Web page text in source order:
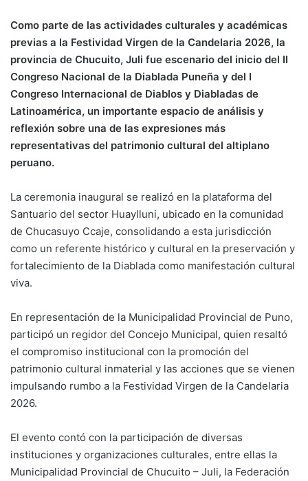
Como parte de las actividades culturales y académicas
previas a la Festividad Virgen de la Candelaria 2026, la
provincia de Chucuito, Juli fue escenario del inicio del II
Congreso Nacional de la Diablada Puneña y del I
Congreso Internacional de Diablos y Diabladas de
Latinoamérica, un importante espacio de análisis y
reflexión sobre una de las expresiones más
representativas del patrimonio cultural del altiplano
peruano.
La ceremonia inaugural se realizó en la plataforma del
Santuario del sector Huaylluni, ubicado en la comunidad
de Chucasuyo Ccaje, consolidando a esta jurisdicción
como un referente histórico y cultural en la preservación y
fortalecimiento de la Diablada como manifestación cultural
viva.
En representación de la Municipalidad Provincial de Puno,
participó un regidor del Concejo Municipal, quien resaltó
el compromiso institucional con la promoción del
patrimonio cultural inmaterial y las acciones que se vienen
impulsando rumbo a la Festividad Virgen de la Candelaria
2026.
El evento contó con la participación de diversas
instituciones y organizaciones culturales, entre ellas la
Municipalidad Provincial de Chucuito – Juli, la Federación